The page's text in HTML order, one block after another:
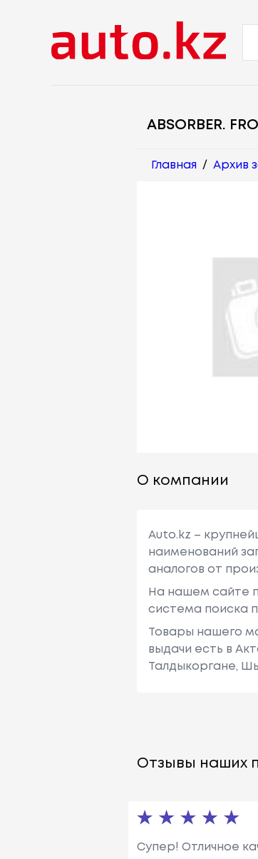
ABSORBER.
Главная / Архив
О компании
Auto.kz –
наименований
аналогов от
На нашем сайте
система поиска
Товары нашего
выдачи есть в
Талдыкоргане,
Отзывы наших
Супер! Отличное